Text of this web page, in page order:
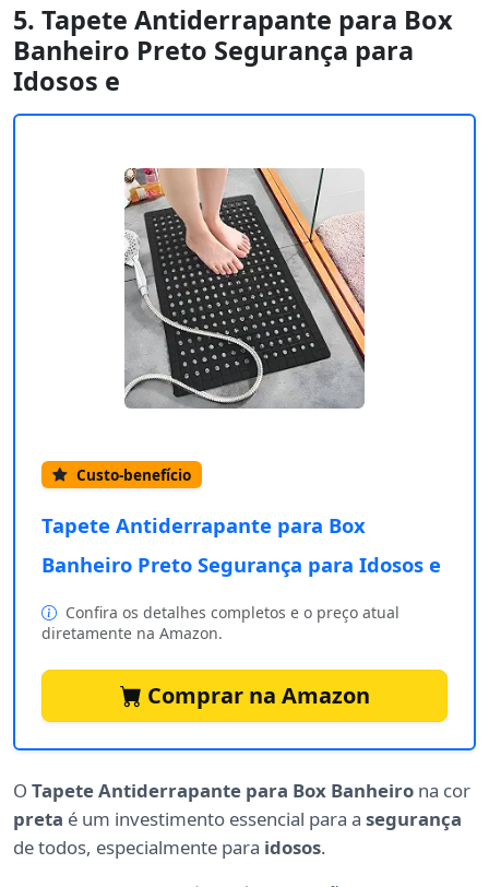
5. Tapete Antiderrapante para Box
Banheiro Preto Segurança para
Idosos e
Custo-benefício
Tapete Antiderrapante para Box
Banheiro Preto Segurança para Idosos e
Confira os detalhes completos e o preço atual
diretamente na Amazon.
Comprar na Amazon
O Tapete Antiderrapante para Box Banheiro na cor
preta é um investimento essencial para a segurança
de todos, especialmente para idosos.